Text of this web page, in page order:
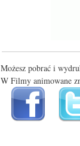
Możesz pobrać i
W Filmy animowane